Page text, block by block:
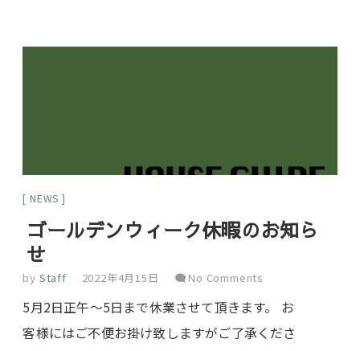
NEWS
ゴールデンウィーク休暇のお知ら
せ
by Staff 2022年4月15日 No Comments
5月2日正午～5日まで休業させて頂きます。 お
客様にはご不便お掛け致しますがご了承くださ